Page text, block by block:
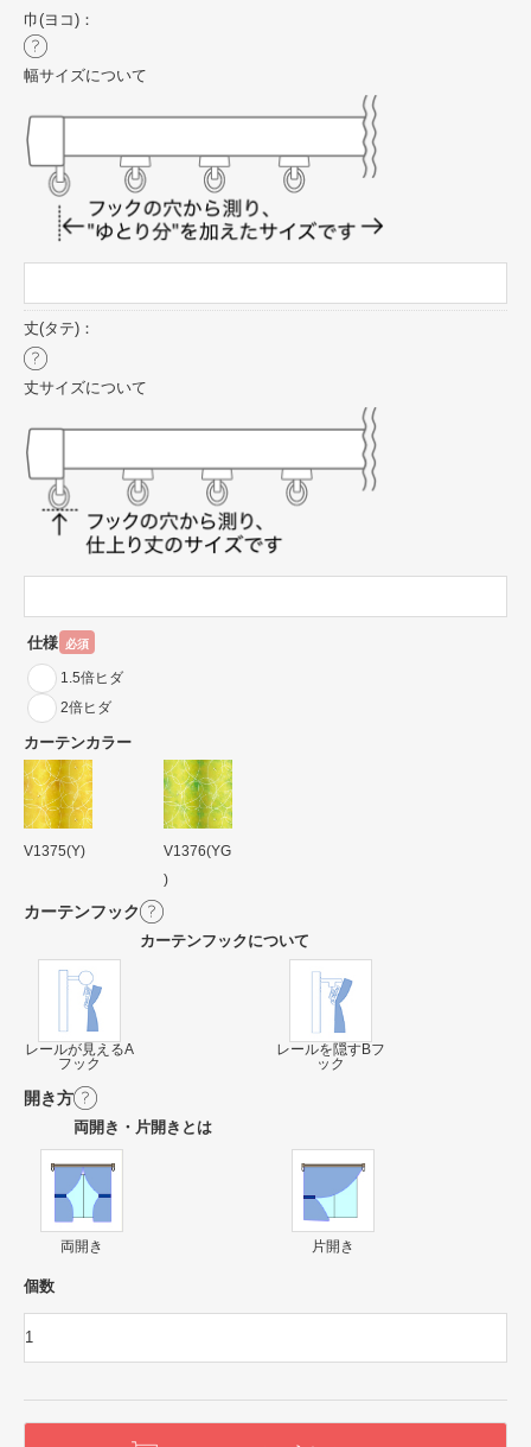
巾(ヨコ)：
幅サイズについて
丈(タテ)：
丈サイズについて
仕様 必須
1.5倍ヒダ
2倍ヒダ
カーテンカラー
V1375(Y)
V1376(YG
)
カーテンフック
カーテンフックについて
レールが見えるA
フック
レールを隠すBフ
ック
開き方
両開き・片開きとは
両開き 片開き
個数